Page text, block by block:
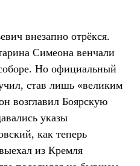
внезапно отрёкся.
Симеона венчали
Но официальный
став лишь «великим
возглавил Боярскую
указы
как теперь
из Кремля